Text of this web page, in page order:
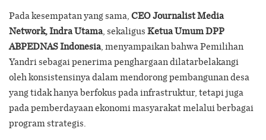
Pada kesempatan yang sama,CEO Journalist Media
Network, Indra Utama, sekaligusKetua Umum DPP
ABPEDNAS Indonesia, menyampaikan bahwa Pemilihan
Yandri sebagai penerima penghargaan dilatarbelakangi
oleh konsistensinya dalam mendorong pembangunan desa
yang tidak hanya berfokus pada infrastruktur, tetapi juga
pada pemberdayaan ekonomi masyarakat melalui berbagai
program strategis.